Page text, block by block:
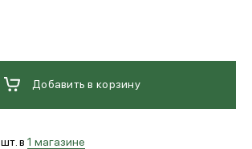
Добавить в корзину
шт. в 1 магазине